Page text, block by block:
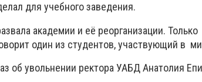
для учебного заведения.
академии и её реорганизации. Только
один из студентов, участвующий в
об увольнении ректора УАБД Анатолия